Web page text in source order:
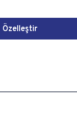
Özelleştir